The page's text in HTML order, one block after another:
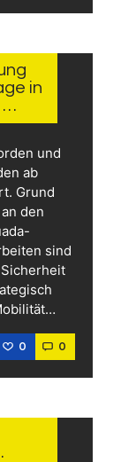
in
…
und
ab
Grund
den
sind
0 0